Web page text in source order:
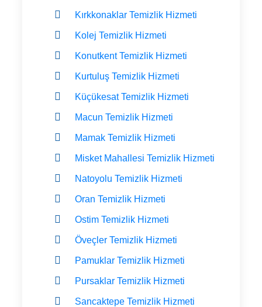
Kırkkonaklar Temizlik Hizmeti
Kolej Temizlik Hizmeti
Konutkent Temizlik Hizmeti
Kurtuluş Temizlik Hizmeti
Küçükesat Temizlik Hizmeti
Macun Temizlik Hizmeti
Mamak Temizlik Hizmeti
Misket Mahallesi Temizlik Hizmeti
Natoyolu Temizlik Hizmeti
Oran Temizlik Hizmeti
Ostim Temizlik Hizmeti
Öveçler Temizlik Hizmeti
Pamuklar Temizlik Hizmeti
Pursaklar Temizlik Hizmeti
Sancaktepe Temizlik Hizmeti